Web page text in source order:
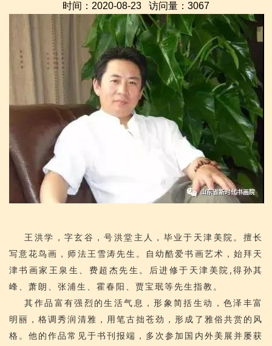
友情链接
联系我们
时间：2020-08-23 访问量：3067
王洪学，字玄谷，号洪堂主人，毕业于天津美院。擅长
写意花鸟画，师法王雪涛先生。自幼酷爱书画艺术，始拜天
津书画家王泉生、费超杰先生。后进修于天津美院,得孙其
峰、萧朗、张浦生、霍春阳、贾宝珉等先生指教。
其作品富有强烈的生活气息，形象简括生动，色泽丰富
明丽，格调秀润清雅，用笔古拙苍劲，形成了雅俗共赏的风
格。他的作品常见于书刊报端，多次参加国内外美展并屡获